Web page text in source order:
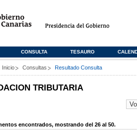
CONSULTA TESAURO
Inicio Consultas Resultado Consulta
TRIBUTARIA
encontrados, mostrando del 26 al 50.